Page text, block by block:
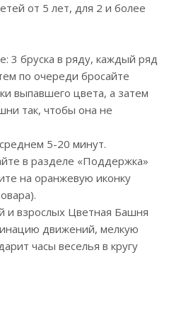
от 5 лет, для 2 и более
3 бруска в ряду, каждый ряд
по очереди бросайте
выпавшего цвета, а затем
так, чтобы она не
5-20 минут.
в разделе «Поддержка»
на оранжевую иконку
и взрослых Цветная Башня
движений, мелкую
часы веселья в кругу